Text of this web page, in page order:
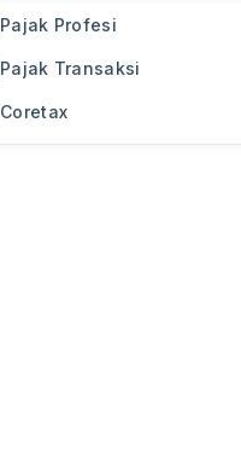
Pajak Profesi
Pajak Transaksi
Coretax